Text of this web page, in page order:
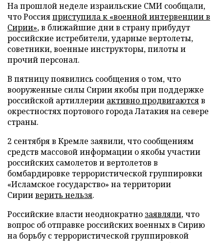
На прошлой неделе израильские СМИ сообщали,
что Россияприступила к «военной интервенции в
Сирии», в ближайшие дни в страну прибудут
российские истребители, ударные вертолеты,
советники, военные инструкторы, пилоты и
прочий персонал.
В пятницу появились сообщения о том, что
вооруженные силы Сирии якобы при поддержке
российской артиллерии активно продвигаютсяв
окрестностях портового города Латакия на севере
страны.
2 сентября в Кремле заявили, что сообщениям
средств массовой информации о якобы участии
российских самолетов и вертолетов в
бомбардировке террористической группировки
«Исламское государство» на территории
Сирииверить нельзя.
Российские власти неоднократно заявляли, что
вопрос об отправке российских военных в Сирию
на борьбу с террористической группировкой